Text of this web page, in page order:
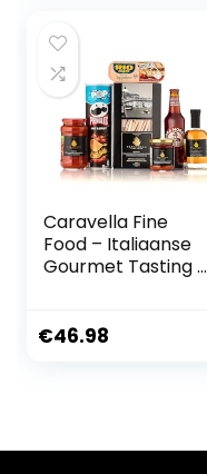
bodypeeling en
badzout – wellness
cadeauset voor
een verjaardag
Caravella Fine
Food – Italiaanse
Gourmet Tasting &
Selectie van
Voedselgesch
€46.98